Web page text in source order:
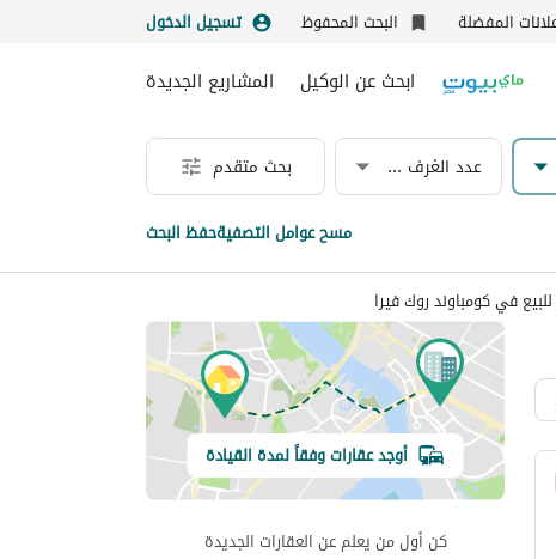
المفضلة البحث المحفوظ تسجيل الدخول
ابحث عن الوكيل المشاريع الجديدة
عدد الغرف & الحمامات بحث متقدم
مسح عوامل التصفيةحفظ البحث
في كومباوند روك فيرا
أوجد عقارات وفقاً لمدة القيادة
كن أول من يعلم عن العقارات الجديدة